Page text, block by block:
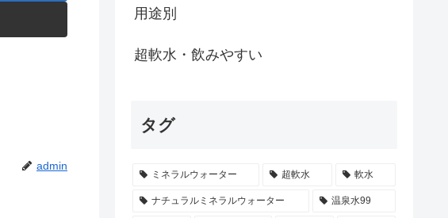
admin
用途別
超軟水・飲みやすい
タグ
ミネラルウォーター 超軟水 軟水
ナチュラルミネラルウォーター 温泉水99